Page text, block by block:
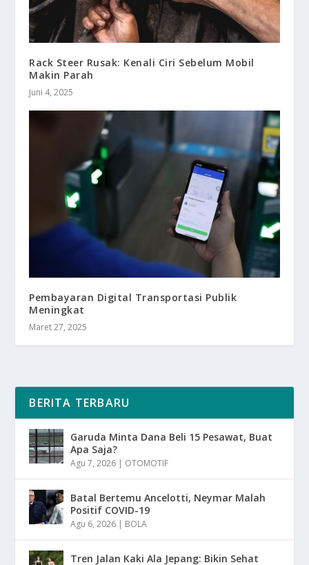
Rack Steer Rusak: Kenali Ciri Sebelum Mobil
Makin Parah
Juni 4, 2025
Pembayaran Digital Transportasi Publik
Meningkat
Maret 27, 2025
BERITA TERBARU
Garuda Minta Dana Beli 15 Pesawat, Buat
Apa Saja?
Agu 7, 2026 | OTOMOTIF
Batal Bertemu Ancelotti, Neymar Malah
Positif COVID-19
Agu 6, 2026 | BOLA
Tren Jalan Kaki Ala Jepang: Bikin Sehat